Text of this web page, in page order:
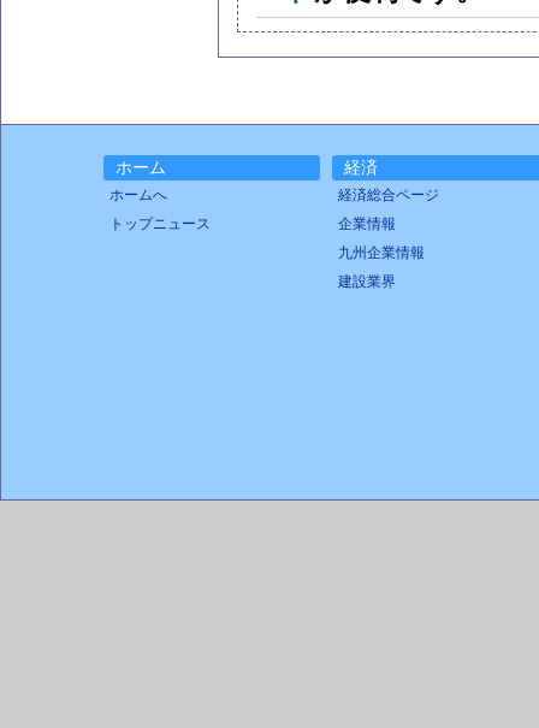
ホーム
ホームへ
トップニュース
経済
経済総合ページ
企業情報
九州企業情報
建設業界